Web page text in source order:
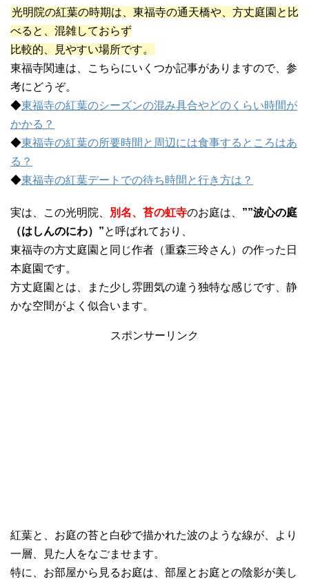
光明院の紅葉の時期は、東福寺の通天橋や、方丈庭園と比
べると、混雑しておらず
比較的、見やすい場所です。
東福寺関連は、こちらにいくつか記事がありますので、参
考にどうぞ。
◆東福寺の紅葉のシーズンの混み具合やどのくらい時間が
かかる？
◆東福寺の紅葉の所要時間と周辺には食事するところはあ
る？
◆東福寺の紅葉デートでの待ち時間と行き方は？
実は、この光明院、 別名、苔の虹寺のお庭は、 ””波心の庭
（はしんのにわ）”と呼ばれており、
東福寺の方丈庭園と同じ作者（重森三玲さん）の作った日
本庭園です。
方丈庭園とは、また少し雰囲気の違う独特な感じです、静
かな空間がよく似合います。
スポンサーリンク
紅葉と、お庭の苔と白砂で描かれた波のような線が、より
一層、見た人をなごませます。
特に、お部屋から見るお庭は、部屋とお庭との陰影が美し